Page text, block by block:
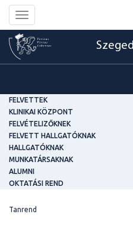
Toggle
navigation
FELVETTEK
KLINIKAI KÖZPONT
FELVÉTELIZŐKNEK
FELVETT HALLGATÓKNAK
HALLGATÓKNAK
MUNKATÁRSAKNAK
ALUMNI
OKTATÁSI REND
Tanrend